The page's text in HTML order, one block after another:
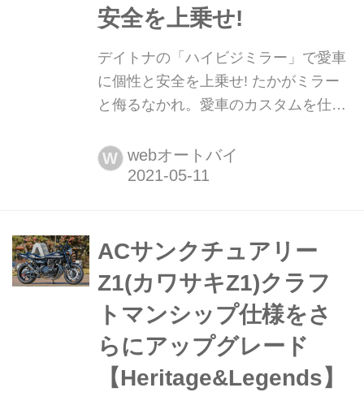
安全を上乗せ!
デイトナの「ハイビジミラー」で愛車
に個性と安全を上乗せ! たかがミラー
と侮るなかれ。愛車のカスタムを仕上
く左右する。また、その一方でミラー
には保安基準もあるほど、後方視認性
る、デイトナの新「ハイビジミラー」
はカスタムフリークなら注目した...
W webオートバイ
ACサンクチュアリー
Z1(カワサキZ1)クラフ
トマンシップ仕様をさ
らにアップグレード
【Heritage&Legends】